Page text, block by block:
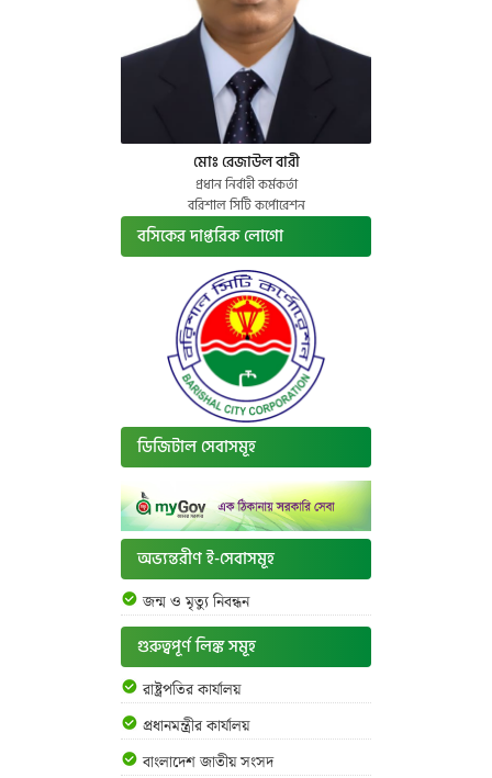
মোঃ রেজাউল বারী
প্রধান নির্বাহী কর্মকর্তা
বরিশাল সিটি কর্পোরেশন
বসিকের দাপ্তরিক লোগো
ডিজিটাল সেবাসমূহ
অভ্যন্তরীণ ই-সেবাসমূহ
জন্ম ও মৃত্যু নিবন্ধন
গুরুত্বপূর্ণ লিঙ্ক সমূহ
রাষ্ট্রপতির কার্যালয়
প্রধানমন্ত্রীর কার্যালয়
বাংলাদেশ জাতীয় সংসদ